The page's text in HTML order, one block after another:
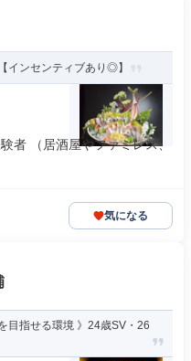
インセンティブあり◎】
者 （居酒屋やファミレス、
気になる
目指せる環境 》24歳SV・26